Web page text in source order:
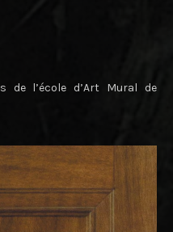
de l’école d’Art Mural de